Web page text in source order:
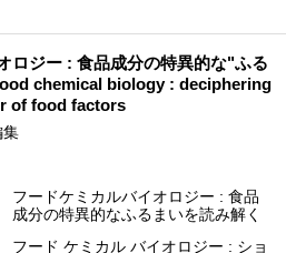
ロジー : 食品成分の特異的な"ふる
chemical biology : deciphering
of food factors
集
フードケミカルバイオロジー : 食品
成分の特異的なふるまいを読み解く
フード ケミカル バイオロジー : ショ